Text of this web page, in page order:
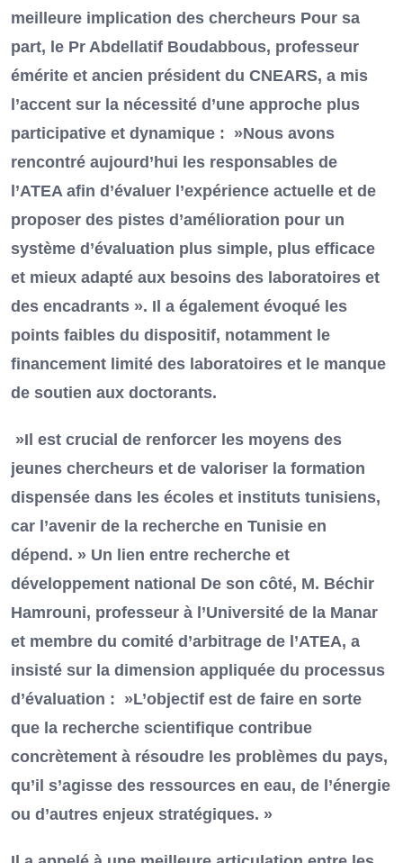
meilleure implication des chercheurs Pour sa
part, le Pr Abdellatif Boudabbous, professeur
émérite et ancien président du CNEARS, a mis
l’accent sur la nécessité d’une approche plus
participative et dynamique : »Nous avons
rencontré aujourd’hui les responsables de
l’ATEA afin d’évaluer l’expérience actuelle et de
proposer des pistes d’amélioration pour un
système d’évaluation plus simple, plus efficace
et mieux adapté aux besoins des laboratoires et
des encadrants ». Il a également évoqué les
points faibles du dispositif, notamment le
financement limité des laboratoires et le manque
de soutien aux doctorants.
»Il est crucial de renforcer les moyens des
jeunes chercheurs et de valoriser la formation
dispensée dans les écoles et instituts tunisiens,
car l’avenir de la recherche en Tunisie en
dépend. » Un lien entre recherche et
développement national De son côté, M. Béchir
Hamrouni, professeur à l’Université de la Manar
et membre du comité d’arbitrage de l’ATEA, a
insisté sur la dimension appliquée du processus
d’évaluation : »L’objectif est de faire en sorte
que la recherche scientifique contribue
concrètement à résoudre les problèmes du pays,
qu’il s’agisse des ressources en eau, de l’énergie
ou d’autres enjeux stratégiques. »